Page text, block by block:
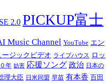
2.0 PICKUP富士
Music Channel YouTube エン
ージックビデオ ライブハウス ロッ
年 妨害 応援ソング 政治 日本の
理大臣 日米同盟 早苗 有本香 百田